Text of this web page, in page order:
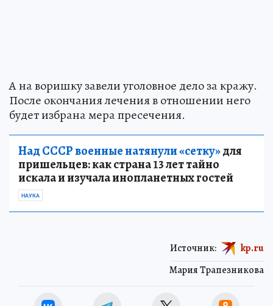
А на воришку завели уголовное дело за кражу.
После окончания лечения в отношении него
будет избрана мера пресечения.
Над СССР военные натянули «сетку»для
пришельцев: как страна 13 лет тайно
искала и изучала инопланетных гостей
НАУКА
Мария Трапезникова
Источник: kp.ru